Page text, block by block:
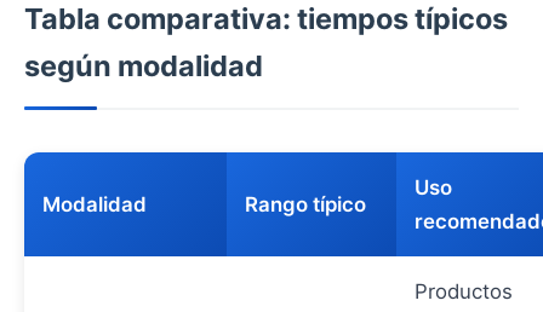
Tabla comparativa: tiempos típicos
según modalidad
Modalidad Rango típico
Uso
Productos